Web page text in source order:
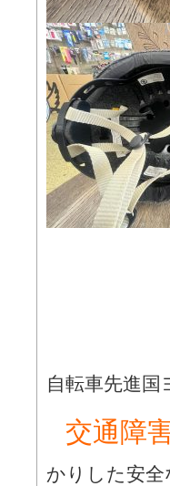
自転車先進
交通障
かりした安